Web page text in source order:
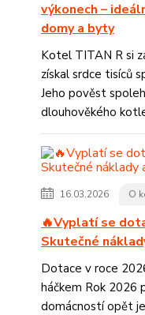
výkonech –
domy a byty
Kotel TITAN R si
získal srdce tisíců
Jeho pověst
dlouhověkého
16.03.2026 O
🔥Vyplatí se
Skutečné
Dotace v roce
háčkem Rok 2026
domácností opět